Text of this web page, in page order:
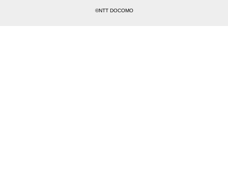
©NTT DOCOMO